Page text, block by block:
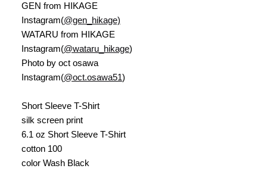
GEN from HIKAGE
Instagram(@gen_hikage)
WATARU from HIKAGE
Instagram(@wataru_hikage)
Photo by oct osawa
Instagram(@oct.osawa51)
Short Sleeve T-Shirt
silk screen print
6.1 oz Short Sleeve T-Shirt
cotton 100
color Wash Black